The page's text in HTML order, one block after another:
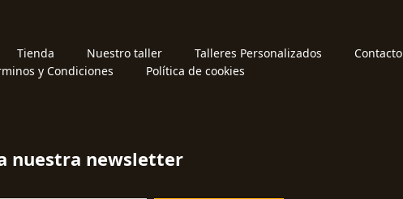
Tienda Nuestro taller Talleres Personalizados Contacto
y Condiciones Política de cookies
nuestra newsletter